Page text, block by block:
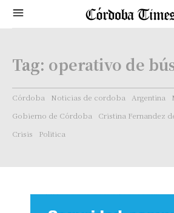
Tag: operativo de
Córdoba Noticias de cordoba Argentina
Gobierno de Córdoba
Cristina Fernandez
Crisis
Politica